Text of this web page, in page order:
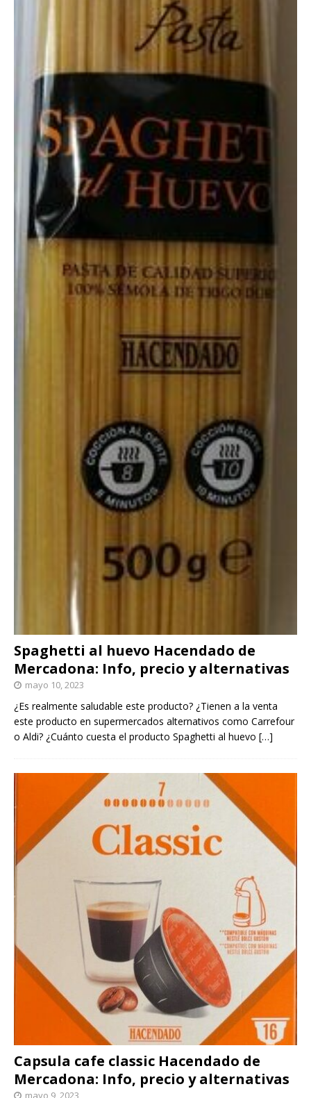
Spaghetti al huevo Hacendado de
Mercadona: Info, precio y alternativas
mayo 10, 2023
¿Es realmente saludable este producto? ¿Tienen a la venta
este producto en supermercados alternativos como Carrefour
o Aldi? ¿Cuánto cuesta el producto Spaghetti al huevo […]
Capsula cafe classic Hacendado de
Mercadona: Info, precio y alternativas
mayo 9, 2023